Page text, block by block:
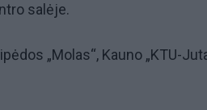
salėje.
„Molas“, Kauno „KTU-